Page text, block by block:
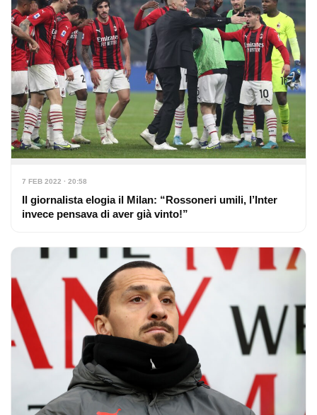
7 FEB 2022 · 20:58
Il giornalista elogia il Milan: “Rossoneri umili, l’Inter
invece pensava di aver già vinto!”